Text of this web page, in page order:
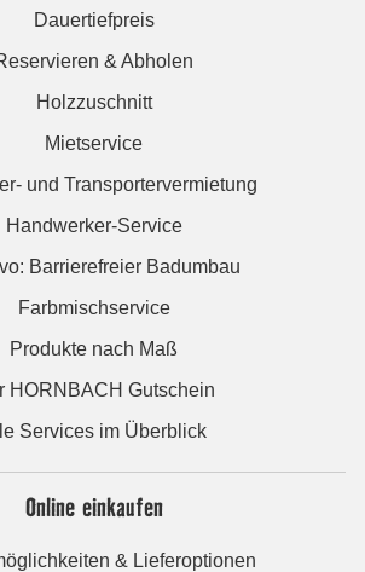
Dauertiefpreis
& Abholen
Holzzuschnitt
Mietservice
und Transportervermietung
Handwerker-Service
Barrierefreier Badumbau
Farbmischservice
Produkte nach Maß
HORNBACH Gutschein
Services im Überblick
Online einkaufen
& Lieferoptionen